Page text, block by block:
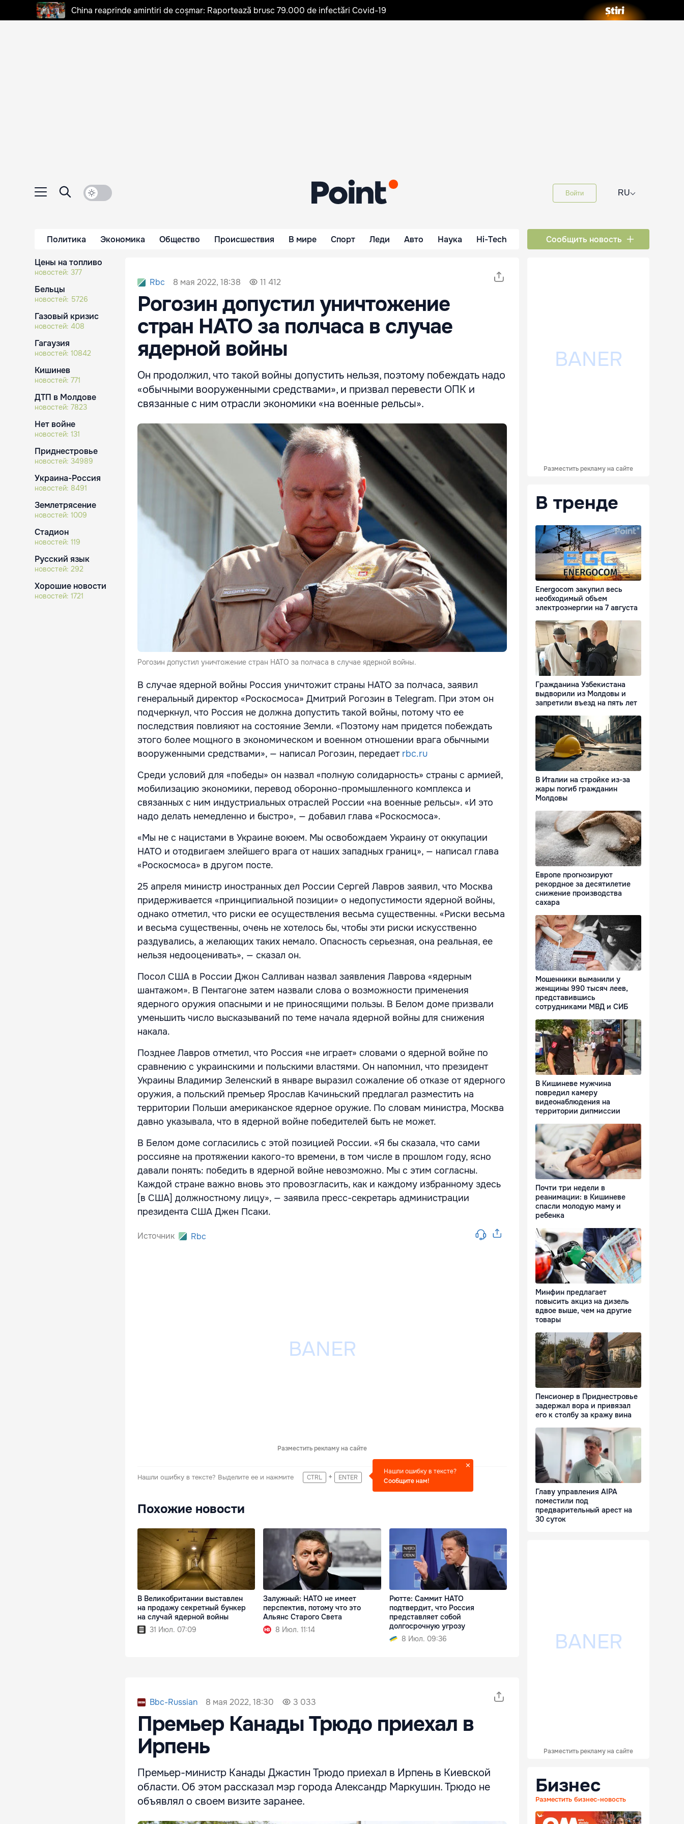
China reaprinde amintiri de coșmar: Raportează brusc 79.000 de infectări Covid-19
Войти RU⌵
Политика Экономика Общество Происшествия В мире Спорт Леди Авто Наука Hi-Tech Сообщить новость
Цены на топливо
новостей: 377
Бельцы
новостей: 5726
Газовый кризис
новостей: 408
Гагаузия
новостей: 10842
Кишинев
новостей: 771
ДТП в Молдове
новостей: 7823
Нет войне
новостей: 131
Приднестровье
новостей: 34989
Украина-Россия
новостей: 8491
Землетрясение
новостей: 1009
Стадион
новостей: 119
Русский язык
новостей: 292
Хорошие новости
новостей: 1721
Rbc 8 мая 2022, 18:38 11 412
Рогозин допустил уничтожение
стран НАТО за полчаса в случае
ядерной войны
Он продолжил, что такой войны допустить нельзя, поэтому побеждать надо
«обычными вооруженными средствами», и призвал перевести ОПК и
связанные с ним отрасли экономики «на военные рельсы».
Рогозин допустил уничтожение стран НАТО за полчаса в случае ядерной войны.
В случае ядерной войны Россия уничтожит страны НАТО за полчаса, заявил
генеральный директор «Роскосмоса» Дмитрий Рогозин в Telegram. При этом он
подчеркнул, что Россия не должна допустить такой войны, потому что ее
последствия повлияют на состояние Земли. «Поэтому нам придется побеждать
этого более мощного в экономическом и военном отношении врага обычными
вооруженными средствами», — написал Рогозин, передает rbc.ru
Среди условий для «победы» он назвал «полную солидарность» страны с армией,
мобилизацию экономики, перевод оборонно-промышленного комплекса и
связанных с ним индустриальных отраслей России «на военные рельсы». «И это
надо делать немедленно и быстро», — добавил глава «Роскосмоса».
«Мы не с нацистами в Украине воюем. Мы освобождаем Украину от оккупации
НАТО и отодвигаем злейшего врага от наших западных границ», — написал глава
«Роскосмоса» в другом посте.
25 апреля министр иностранных дел России Сергей Лавров заявил, что Москва
придерживается «принципиальной позиции» о недопустимости ядерной войны,
однако отметил, что риски ее осуществления весьма существенны. «Риски весьма
и весьма существенны, очень не хотелось бы, чтобы эти риски искусственно
раздувались, а желающих таких немало. Опасность серьезная, она реальная, ее
нельзя недооценивать», — сказал он.
Посол США в России Джон Салливан назвал заявления Лаврова «ядерным
шантажом». В Пентагоне затем назвали слова о возможности применения
ядерного оружия опасными и не приносящими пользы. В Белом доме призвали
уменьшить число высказываний по теме начала ядерной войны для снижения
накала.
Позднее Лавров отметил, что Россия «не играет» словами о ядерной войне по
сравнению с украинскими и польскими властями. Он напомнил, что президент
Украины Владимир Зеленский в январе выразил сожаление об отказе от ядерного
оружия, а польский премьер Ярослав Качиньский предлагал разместить на
территории Польши американское ядерное оружие. По словам министра, Москва
давно указывала, что в ядерной войне победителей быть не может.
В Белом доме согласились с этой позицией России. «Я бы сказала, что сами
россияне на протяжении какого-то времени, в том числе в прошлом году, ясно
давали понять: победить в ядерной войне невозможно. Мы с этим согласны.
Каждой стране важно вновь это провозгласить, как и каждому избранному здесь
[в США] должностному лицу», — заявила пресс-секретарь администрации
президента США Джен Псаки.
Источник Rbc
Разместить рекламу на сайте
Нашли ошибку в тексте? Выделите ее и нажмите CTRL + ENTER
Нашли ошибку в тексте?
Сообщите нам!
Похожие новости
В Великобритании выставлен
на продажу секретный бункер
на случай ядерной войны
31 Июл. 07:09
Залужный: НАТО не имеет
перспектив, потому что это
Альянс Старого Света
8 Июл. 11:14
Рютте: Саммит НАТО
подтвердит, что Россия
представляет собой
долгосрочную угрозу
8 Июл. 09:36
Bbc-Russian 8 мая 2022, 18:30 3 033
Премьер Канады Трюдо приехал в
Ирпень
Премьер-министр Канады Джастин Трюдо приехал в Ирпень в Киевской
области. Об этом рассказал мэр города Александр Маркушин. Трюдо не
объявлял о своем визите заранее.
Разместить рекламу на сайте
В тренде
Energocom закупил весь
необходимый объем
электроэнергии на 7 августа
Гражданина Узбекистана
выдворили из Молдовы и
запретили въезд на пять лет
В Италии на стройке из-за
жары погиб гражданин
Молдовы
Европе прогнозируют
рекордное за десятилетие
снижение производства
сахара
Мошенники выманили у
женщины 990 тысяч леев,
представившись
сотрудниками МВД и СИБ
В Кишиневе мужчина
повредил камеру
видеонаблюдения на
территории дипмиссии
Почти три недели в
реанимации: в Кишиневе
спасли молодую маму и
ребенка
Минфин предлагает
повысить акциз на дизель
вдвое выше, чем на другие
товары
Пенсионер в Приднестровье
задержал вора и привязал
его к столбу за кражу вина
Главу управления AIPA
поместили под
предварительный арест на
30 суток
Разместить рекламу на сайте
Бизнес
Разместить бизнес-новость